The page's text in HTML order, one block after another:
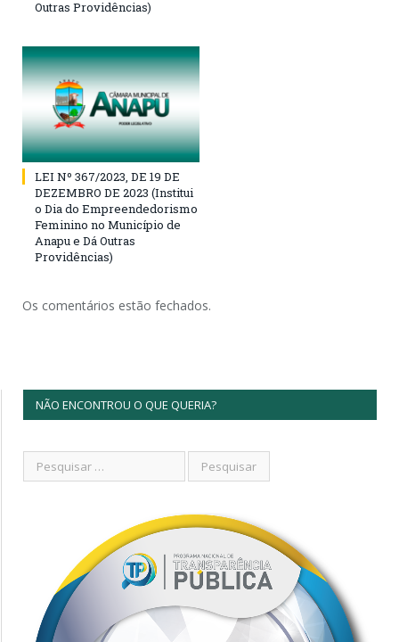
Outras Providências)
LEI Nº 367/2023, DE 19 DE
DEZEMBRO DE 2023 (Institui
o Dia do Empreendedorismo
Feminino no Município de
Anapu e Dá Outras
Providências)
Os comentários estão fechados.
NÃO ENCONTROU O QUE QUERIA?